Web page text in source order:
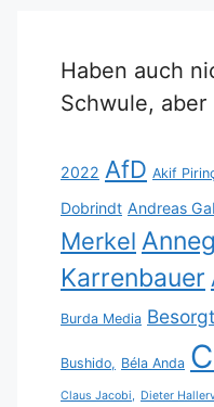
Haben auch
Schwule, aber
2022 AfD Akif
Dobrindt Andreas
Merkel
Karrenbauer
Burda Media
Bushido, Béla Anda
Claus Jacobi, Dieter